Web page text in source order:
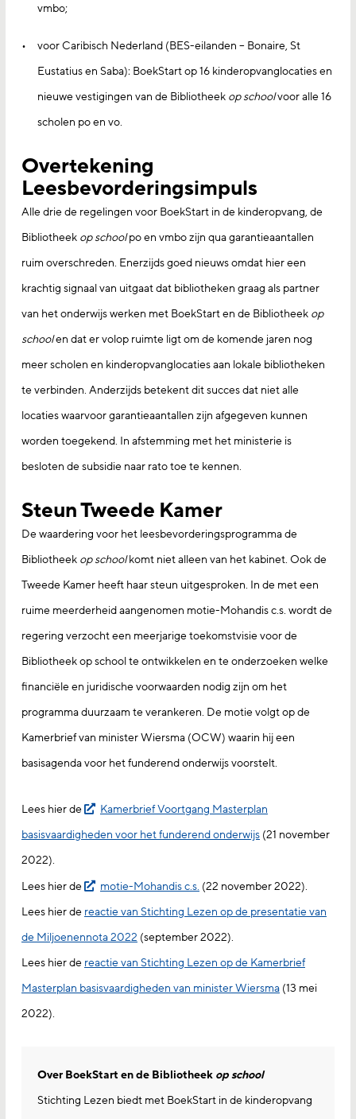
vmbo;
voor Caribisch Nederland (BES-eilanden – Bonaire, St
Eustatius en Saba): BoekStart op 16 kinderopvanglocaties en
nieuwe vestigingen van de Bibliotheek op schoolvoor alle 16
scholen po en vo.
Overtekening
Leesbevorderingsimpuls
Alle drie de regelingen voor BoekStart in de kinderopvang, de
Bibliotheek op schoolpo en vmbo zijn qua garantieaantallen
ruim overschreden. Enerzijds goed nieuws omdat hier een
krachtig signaal van uitgaat dat bibliotheken graag als partner
van het onderwijs werken met BoekStart en de Bibliotheek op
schoolen dat er volop ruimte ligt om de komende jaren nog
meer scholen en kinderopvanglocaties aan lokale bibliotheken
te verbinden. Anderzijds betekent dit succes dat niet alle
locaties waarvoor garantieaantallen zijn afgegeven kunnen
worden toegekend. In afstemming met het ministerie is
besloten de subsidie naar rato toe te kennen.
Steun Tweede Kamer
De waardering voor het leesbevorderingsprogramma de
Bibliotheek op schoolkomt niet alleen van het kabinet. Ook de
Tweede Kamer heeft haar steun uitgesproken. In de met een
ruime meerderheid aangenomen motie-Mohandis c.s. wordt de
regering verzocht een meerjarige toekomstvisie voor de
Bibliotheek op school te ontwikkelen en te onderzoeken welke
financiële en juridische voorwaarden nodig zijn om het
programma duurzaam te verankeren. De motie volgt op de
Kamerbrief van minister Wiersma (OCW) waarin hij een
basisagenda voor het funderend onderwijs voorstelt.
Lees hier de
Kamerbrief Voortgang Masterplan
basisvaardigheden voor het funderend onderwijs (21 november
2022).
Lees hier de
motie-Mohandis c.s. (22 november 2022).
Lees hier de reactie van Stichting Lezen op de presentatie van
de Miljoenennota 2022 (september 2022).
Lees hier de reactie van Stichting Lezen op de Kamerbrief
Masterplan basisvaardigheden van minister Wiersma (13 mei
2022).
Over BoekStart en de Bibliotheek op school
Stichting Lezen biedt met BoekStart in de kinderopvang